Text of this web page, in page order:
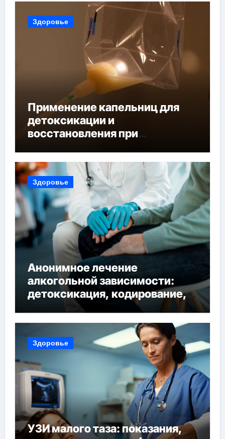
Здоровье
Применение капельниц для
детоксикации и
восстановления при
Здоровье
Анонимное лечение
алкогольной зависимости:
детоксикация, кодирование,
реабилитация, полный курс и
конфиденциальность
Здоровье
УЗИ малого таза: показания,